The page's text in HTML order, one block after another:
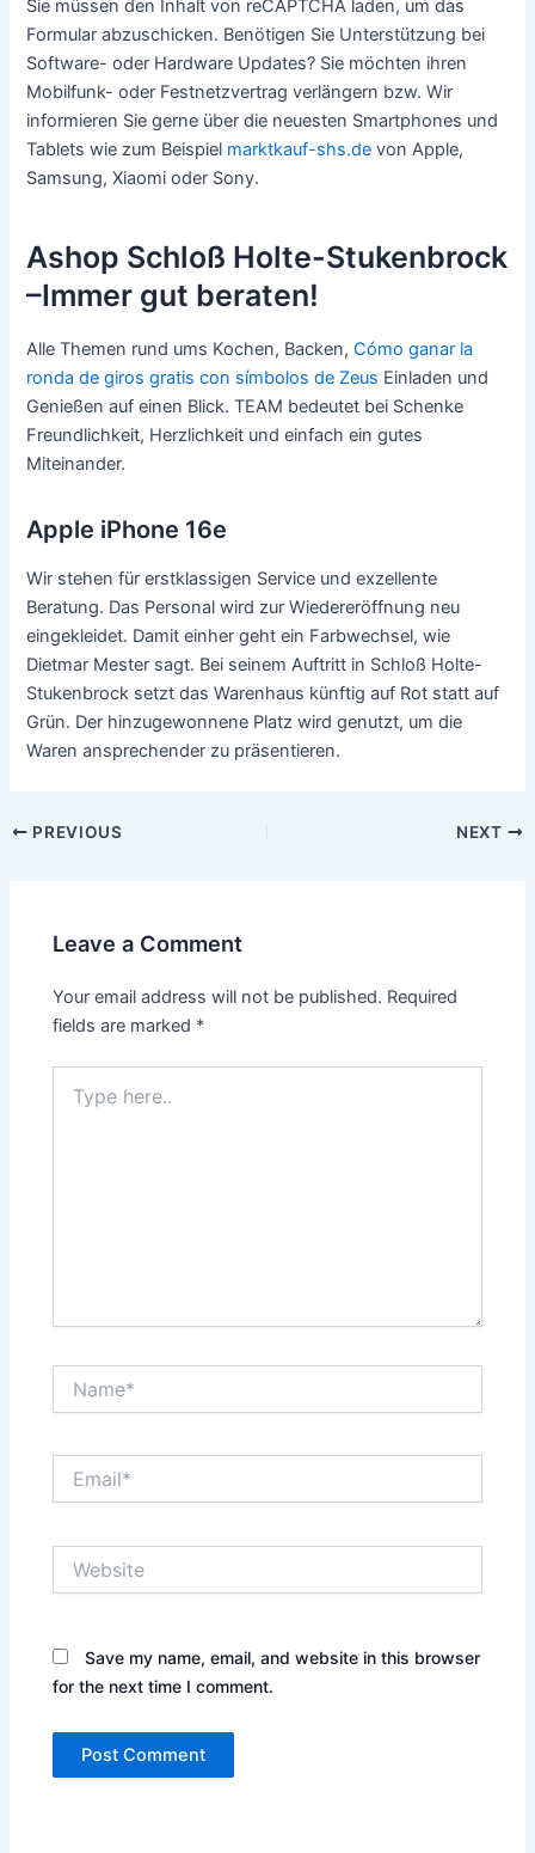
Sie müssen den Inhalt von reCAPTCHA laden, um das
Formular abzuschicken. Benötigen Sie Unterstützung bei
Software- oder Hardware Updates? Sie möchten ihren
Mobilfunk- oder Festnetzvertrag verlängern bzw. Wir
informieren Sie gerne über die neuesten Smartphones und
Tablets wie zum Beispiel marktkauf-shs.de von Apple,
Samsung, Xiaomi oder Sony.
Ashop Schloß Holte-Stukenbrock
–Immer gut beraten!
Alle Themen rund ums Kochen, Backen,Cómo ganar la
ronda de giros gratis con símbolos de Zeus Einladen und
Genießen auf einen Blick. TEAM bedeutet bei Schenke
Freundlichkeit, Herzlichkeit und einfach ein gutes
Miteinander.
Apple iPhone 16e
Wir stehen für erstklassigen Service und exzellente
Beratung. Das Personal wird zur Wiedereröffnung neu
eingekleidet. Damit einher geht ein Farbwechsel, wie
Dietmar Mester sagt. Bei seinem Auftritt in Schloß Holte-
Stukenbrock setzt das Warenhaus künftig auf Rot statt auf
Grün. Der hinzugewonnene Platz wird genutzt, um die
Waren ansprechender zu präsentieren.
PostPREVIOUS NEXT
Leave a Comment
Your email address will not be published. Required
fields are marked *
here..
Save my name, email, and website in this browser
for the next time I comment.